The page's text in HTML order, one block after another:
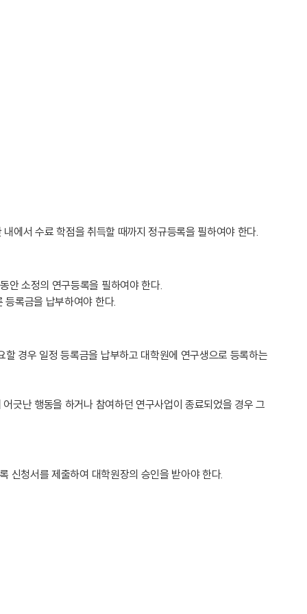
에서 수료 학점을 취득할 때까지 정규등록을 필하여야 한다.
안 소정의 연구등록을 필하여야 한다.
록금을 납부하여야 한다.
경우 일정 등록금을 납부하고 대학원에 연구생으로 등록하는
긋난 행동을 하거나 참여하던 연구사업이 종료되었을 경우 그
신청서를 제출하여 대학원장의 승인을 받아야 한다.